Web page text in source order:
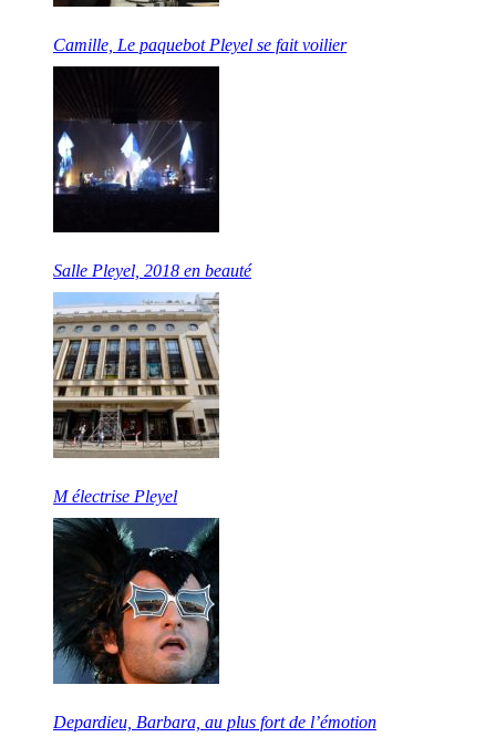
Camille, Le paquebot Pleyel se fait voilier
Salle Pleyel, 2018 en beauté
M électrise Pleyel
Depardieu, Barbara, au plus fort de l’émotion